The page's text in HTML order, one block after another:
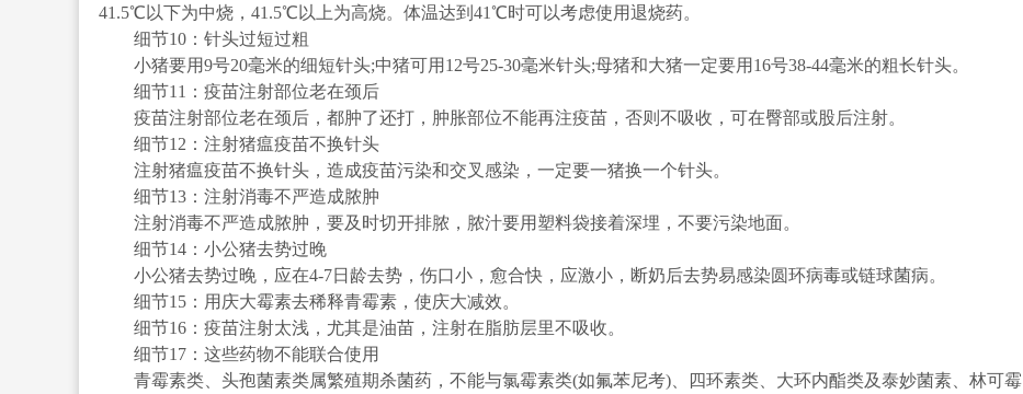
41.5℃以下为中烧，41.5℃以上为高烧。体温达到41℃时可以考虑使用退烧药。
细节10：针头过短过粗
小猪要用9号20毫米的细短针头;中猪可用12号25-30毫米针头;母猪和大猪一定要用16号38-44毫米的粗长针头。
细节11：疫苗注射部位老在颈后
疫苗注射部位老在颈后，都肿了还打，肿胀部位不能再注疫苗，否则不吸收，可在臀部或股后注射。
细节12：注射猪瘟疫苗不换针头
注射猪瘟疫苗不换针头，造成疫苗污染和交叉感染，一定要一猪换一个针头。
细节13：注射消毒不严造成脓肿
注射消毒不严造成脓肿，要及时切开排脓，脓汁要用塑料袋接着深埋，不要污染地面。
细节14：小公猪去势过晚
小公猪去势过晚，应在4-7日龄去势，伤口小，愈合快，应激小，断奶后去势易感染圆环病毒或链球菌病。
细节15：用庆大霉素去稀释青霉素，使庆大减效。
细节16：疫苗注射太浅，尤其是油苗，注射在脂肪层里不吸收。
细节17：这些药物不能联合使用
青霉素类、头孢菌素类属繁殖期杀菌药，不能与氯霉素类(如氟苯尼考)、四环素类、大环内酯类及泰妙菌素、林可霉